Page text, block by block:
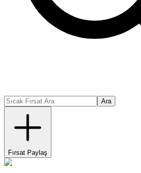
Ara
Fırsat Paylaş